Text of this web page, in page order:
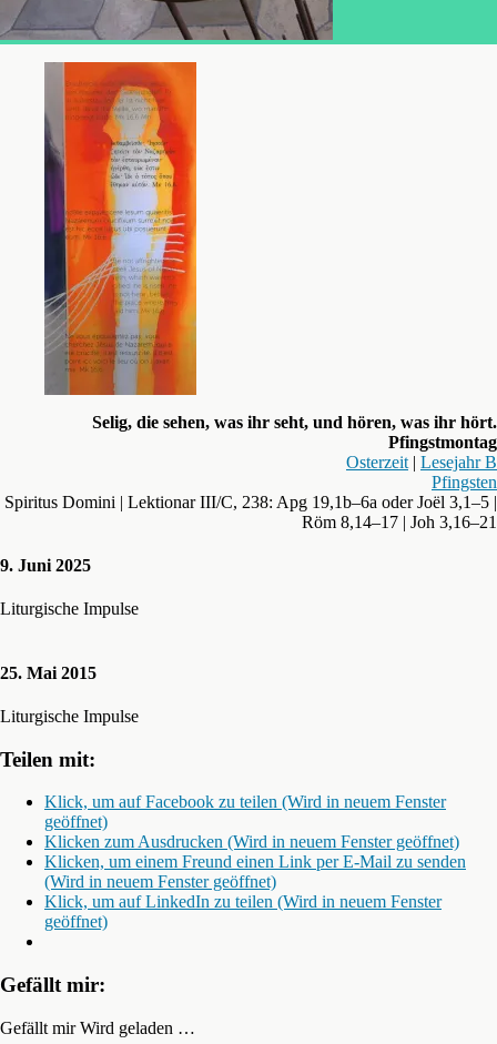
Selig, die sehen, was ihr seht, und hören, was ihr hört.
Pfingstmontag
Osterzeit | Lesejahr B
Pfingsten
Spiritus Domini | Lektionar III/C, 238: Apg 19,1b–6a oder Joël 3,1–5 |
Röm 8,14–17 | Joh 3,16–21
9. Juni 2025
Liturgische Impulse
25. Mai 2015
Liturgische Impulse
Teilen mit:
Klick, um auf Facebook zu teilen (Wird in neuem Fenster
geöffnet)
Klicken zum Ausdrucken (Wird in neuem Fenster geöffnet)
Klicken, um einem Freund einen Link per E-Mail zu senden
(Wird in neuem Fenster geöffnet)
Klick, um auf LinkedIn zu teilen (Wird in neuem Fenster
geöffnet)
Gefällt mir:
Gefällt mir Wird geladen …